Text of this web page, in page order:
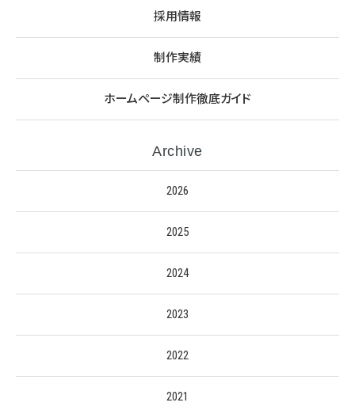
採用情報
制作実績
ホームページ制作徹底ガイド
Archive
2026
2025
2024
2023
2022
2021